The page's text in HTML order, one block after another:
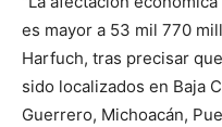
es mayor a 53 mil 770
Harfuch, tras precisar
sido localizados en Baja
Guerrero, Michoacán,